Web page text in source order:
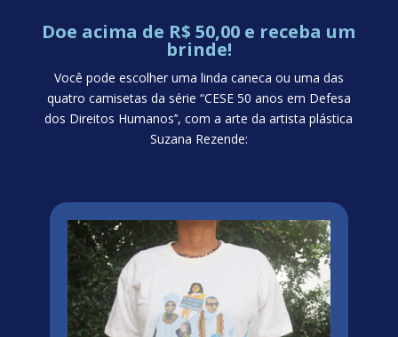
Doe acima de R$ 50,00 e receba um
brinde!
Você pode escolher uma linda caneca ou uma das
quatro camisetas da série “CESE 50 anos em Defesa
dos Direitos Humanos’’, com a arte da artista plástica
Suzana Rezende: